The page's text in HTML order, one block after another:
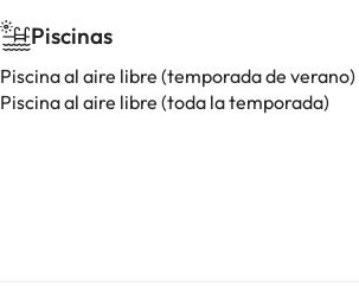
Piscinas
Piscina al aire libre (temporada de verano)
Piscina al aire libre (toda la temporada)